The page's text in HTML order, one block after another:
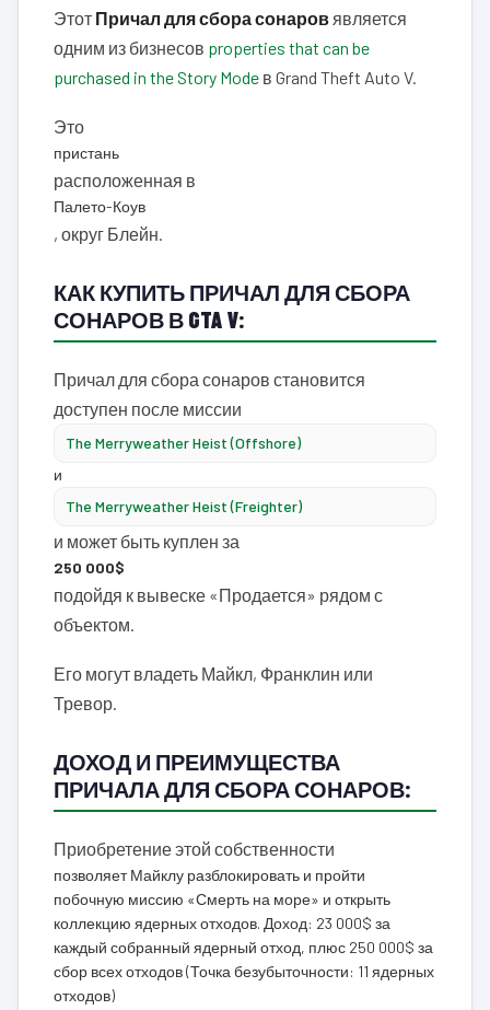
Этот Причал для сбора сонаров является
одним из бизнесов properties that can be
purchased in the Story Mode в Grand Theft Auto V.
Это
пристань
расположенная в
Палето-Коув
, округ Блейн.
КАК КУПИТЬ ПРИЧАЛ ДЛЯ СБОРА
СОНАРОВ В GTA V:
Причал для сбора сонаров становится
доступен после миссии
The Merryweather Heist (Offshore)
и
The Merryweather Heist (Freighter)
и может быть куплен за
250 000$
подойдя к вывеске «Продается» рядом с
объектом.
Его могут владеть Майкл, Франклин или
Тревор.
ДОХОД И ПРЕИМУЩЕСТВА
ПРИЧАЛА ДЛЯ СБОРА СОНАРОВ:
Приобретение этой собственности
позволяет Майклу разблокировать и пройти
побочную миссию «Смерть на море» и открыть
коллекцию ядерных отходов. Доход: 23 000$ за
каждый собранный ядерный отход, плюс 250 000$ за
сбор всех отходов (Точка безубыточности: 11 ядерных
отходов)